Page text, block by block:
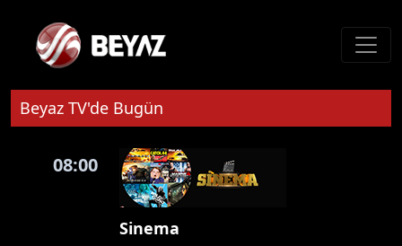
Beyaz TV'de Bugün
08:00
Sinema